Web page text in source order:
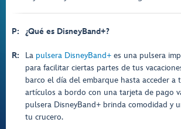
P: ¿Qué es DisneyBand+?
R: La pulsera DisneyBand+ es una pulsera
para facilitar ciertas partes de tus
barco el día del embarque hasta acceder a
artículos a bordo con una tarjeta de pago
pulsera DisneyBand+ brinda comodidad y
tu crucero.